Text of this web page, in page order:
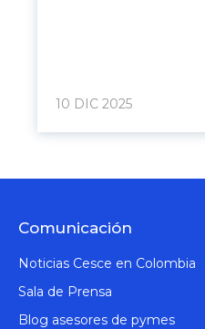
10 DIC 2025
Comunicación
Noticias Cesce en Colombia
Sala de Prensa
Blog asesores de pymes